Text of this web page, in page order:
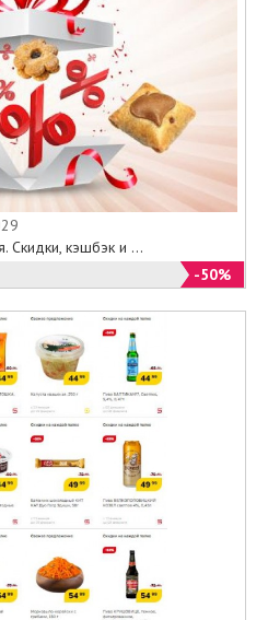
Скидки, кэшбэк и ...
-50%